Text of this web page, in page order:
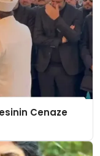
Cenaze